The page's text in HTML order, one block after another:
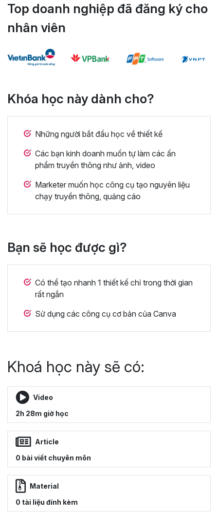
Top doanh nghiệp đã đăng ký cho
nhân viên
Khóa học này dành cho?
Những người bắt đầu học về thiết kế
Các bạn kinh doanh muốn tự làm các ấn
phẩm truyền thông như ảnh, video
Marketer muốn học công cụ tạo nguyên liệu
chạy truyền thông, quảng cáo
Bạn sẽ học được gì?
Có thể tạo nhanh 1 thiết kế chỉ trong thời gian
rất ngắn
Sử dụng các công cụ cơ bản của Canva
Khoá học này sẽ có:
Video
2h 28m giờ học
Article
0 bài viết chuyên môn
Material
0 tài liệu đính kèm